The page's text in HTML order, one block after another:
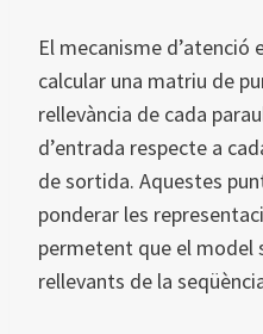
El mecanisme d’atenció
calcular una matriu de
rellevància de cada
d’entrada respecte a
de sortida. Aquestes
ponderar les
permetent que el model
rellevants de la